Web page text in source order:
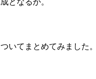
となるか。
いてまとめてみました。